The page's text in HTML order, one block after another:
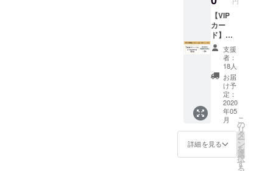
日より
随時発
送を開
始させ
て頂き
ます。
開とな
りま
す。 カ
ラーは
ホワイ
ト・ブ
ラック
の2種
支援時
にそれ
ぞれの
ご希望
ズをお
選びく
は、入
場制限
をかけ
させて
いただ
くこと
があり
ます。
あらか
じめご
了承く
ださ
い。 *チ
ケット
のお受
表彰式
や結婚
式の二
次会。
ダンス
の発表
会や
LIVEの
イベン
トまで
様々な
用途で
使用し
て頂け
ます。
※1団体
様5時間
【VIP
カー
ド】
【１年
間フ
リーパ
ス】 今
後１年
間、ご
来場時
にVIP
カード
をお持
ちいた
だけ
ば、全
支援
者：
18人
お届
け予
定：
2020
年05
月
詳細を見る
こ
の
リ
タ
ー
ン
を
選
択
す
る